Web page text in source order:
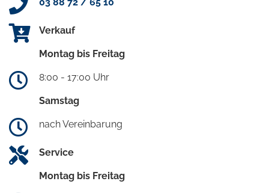
Verkauf
Montag bis Freitag
8:00 - 17:00 Uhr
Samstag
nach Vereinbarung
Service
Montag bis Freitag